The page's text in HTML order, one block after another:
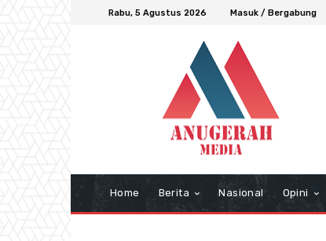
Rabu, 5 Agustus 2026 Masuk / Bergabung
Home Berita Nasional Opini